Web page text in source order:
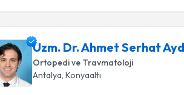
Uzm. Dr. Ahmet Serhat
Ortopedi ve Travmatoloji
Antalya, Konyaaltı